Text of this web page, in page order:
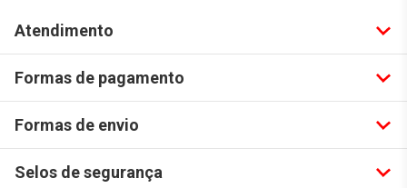
Atendimento
Formas de pagamento
Formas de envio
Selos de segurança